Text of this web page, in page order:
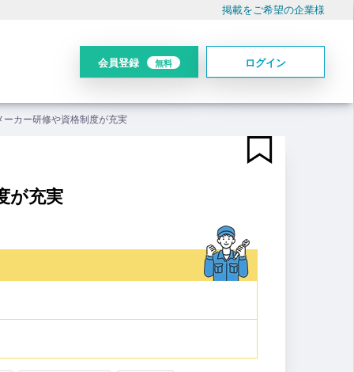
掲載をご希望の企業様
会員登録 無料 ログイン
カー研修や資格制度が充実
が充実